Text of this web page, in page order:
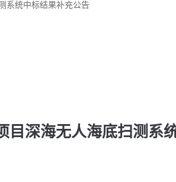
系统中标结果补充公告
目深海无人海底扫测系